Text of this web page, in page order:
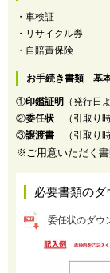
・車検証
・リサイクル券
・自賠責保険
お手続き書類 基
①印鑑証明
（発行日
②委任状 （引取り時
③譲渡書 （引取り時
※ご用意いただく
必要書類のダ
委任状のダウ